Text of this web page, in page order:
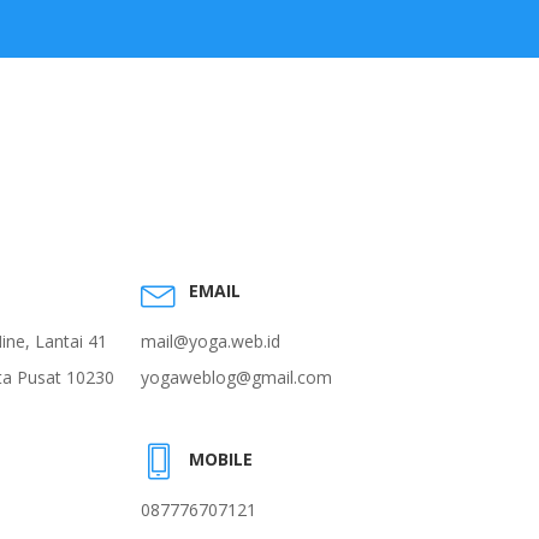
Lantai 41
Pusat 10230
EMAIL
mail@yoga.web.id
yogaweblog@gmail.com
MOBILE
087776707121